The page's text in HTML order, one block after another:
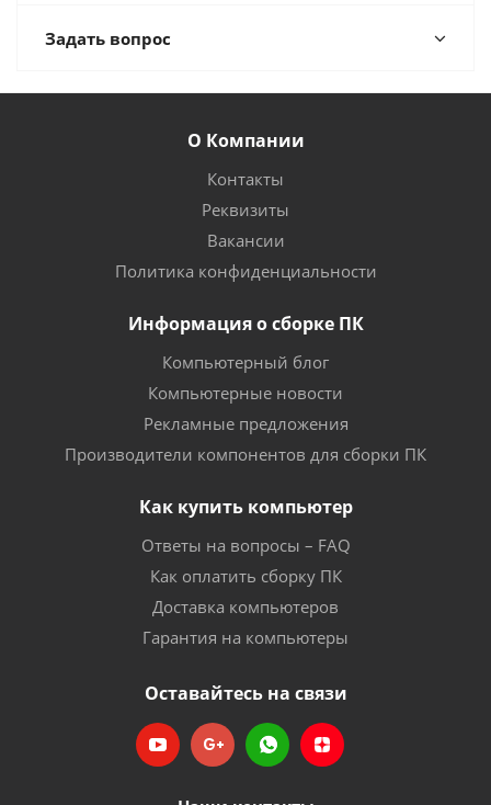
Задать вопрос
О Компании
Контакты
Реквизиты
Вакансии
Политика конфиденциальности
Информация о сборке ПК
Компьютерный блог
Компьютерные новости
Рекламные предложения
Производители компонентов для сборки ПК
Как купить компьютер
Ответы на вопросы – FAQ
Как оплатить сборку ПК
Доставка компьютеров
Гарантия на компьютеры
Оставайтесь на связи